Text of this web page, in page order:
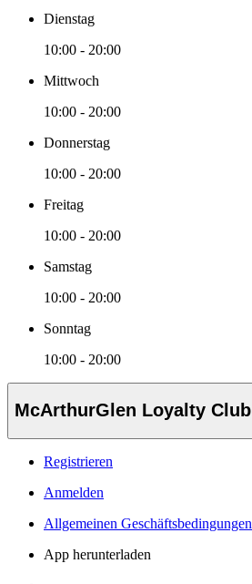
Dienstag
10:00 - 20:00
Mittwoch
10:00 - 20:00
Donnerstag
10:00 - 20:00
Freitag
10:00 - 20:00
Samstag
10:00 - 20:00
Sonntag
10:00 - 20:00
McArthurGlen Loyalty Club
Registrieren
Anmelden
Allgemeinen Geschäftsbedingungen
App herunterladen